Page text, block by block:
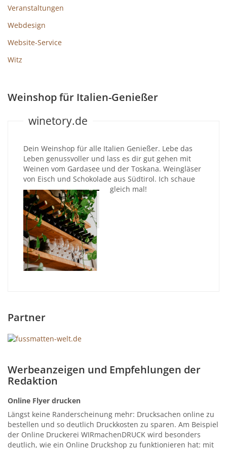
Veranstaltungen
Webdesign
Website-Service
Witz
Weinshop für Italien-Genießer
winetory.de
Dein Weinshop für alle Italien Genießer. Lebe das
Leben genussvoller und lass es dir gut gehen mit
Weinen vom Gardasee und der Toskana. Weingläser
von Eisch und Schokolade aus Südtirol. Ich schaue
gleich mal!
Partner
Werbeanzeigen und Empfehlungen der
Redaktion
Online Flyer drucken
Längst keine Randerscheinung mehr: Drucksachen online zu
bestellen und so deutlich Druckkosten zu sparen. Am Beispiel
der Online Druckerei WIRmachenDRUCK wird besonders
deutlich, wie ein Online Druckshop zu funktionieren hat: mit